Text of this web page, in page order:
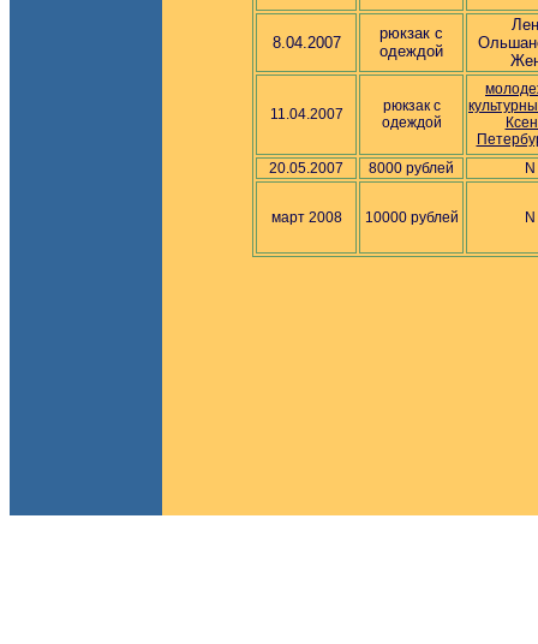
8.04.2007
рюкзак с
одеждой
11.04.2007
рюкзак с
одеждой
20.05.2007
8000 рублей N
март 2008 10000 рублей N